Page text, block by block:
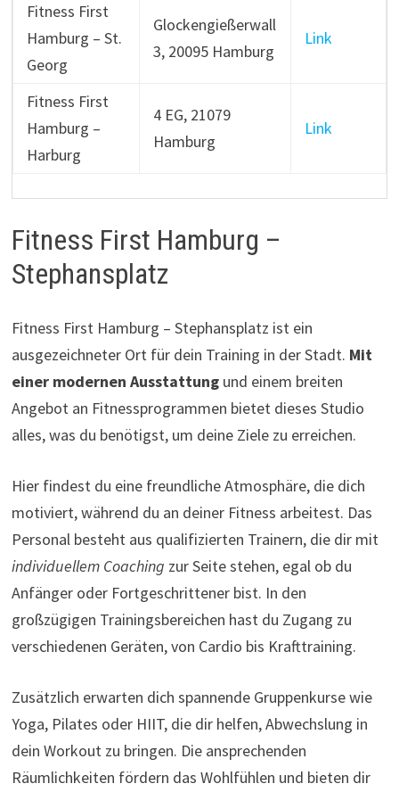
Fitness First
Hamburg – St.
Georg
Glockengießerwall
3, 20095 Hamburg
Link
Fitness First
Hamburg –
Harburg
4 EG, 21079
Hamburg
Link
Fitness First Hamburg –
Stephansplatz
Fitness First Hamburg – Stephansplatz ist ein
ausgezeichneter Ort für dein Training in der Stadt. Mit
einer modernen Ausstattungund einem breiten
Angebot an Fitnessprogrammen bietet dieses Studio
alles, was du benötigst, um deine Ziele zu erreichen.
Hier findest du eine freundliche Atmosphäre, die dich
motiviert, während du an deiner Fitness arbeitest. Das
Personal besteht aus qualifizierten Trainern, die dir mit
individuellem Coaching zur Seite stehen, egal ob du
Anfänger oder Fortgeschrittener bist. In den
großzügigen Trainingsbereichen hast du Zugang zu
verschiedenen Geräten, von Cardio bis Krafttraining.
Zusätzlich erwarten dich spannende Gruppenkurse wie
Yoga, Pilates oder HIIT, die dir helfen, Abwechslung in
dein Workout zu bringen. Die ansprechenden
Räumlichkeiten fördern das Wohlfühlen und bieten dir